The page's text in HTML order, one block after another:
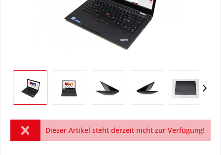
Dieser Artikel steht derzeit nicht zur Verfügung!